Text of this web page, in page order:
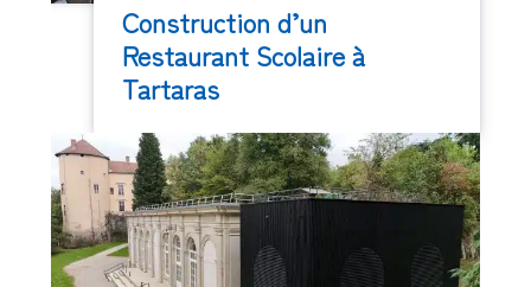
Construction d’un
Restaurant Scolaire à
Tartaras